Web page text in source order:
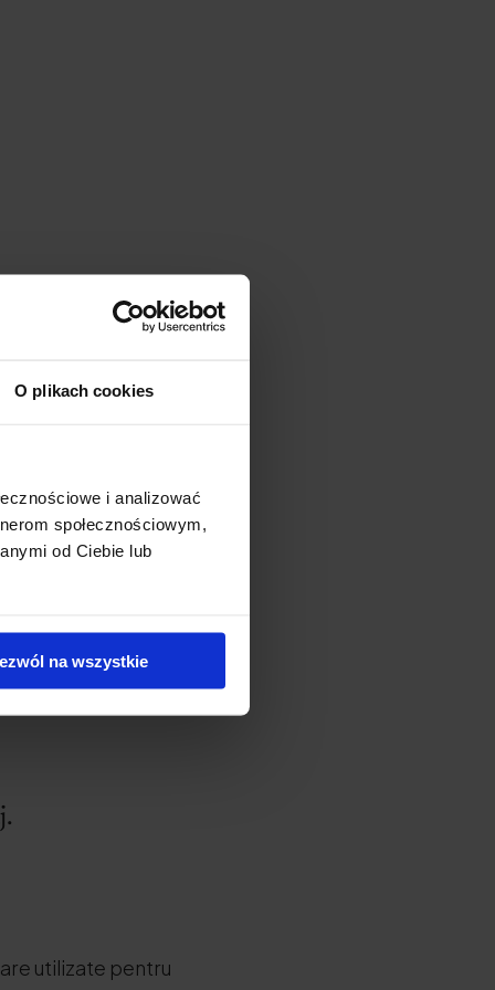
O plikach cookies
i analizować
społecznościowym,
od Ciebie lub
na wszystkie
natural în
din cartilajul
utilizate pentru